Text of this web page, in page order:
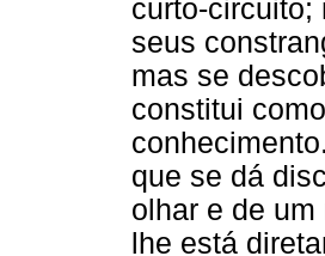
curto-circuito;
seus
mas se
constitui
que se dá
olhar e de
lhe está